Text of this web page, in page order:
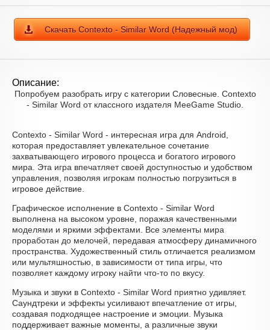
Скачать Contexto - Similar Word (Надежный мод)
Описание:
Попробуем разобрать игру с категории Словесные. Contexto
- Similar Word от классного издателя MeeGame Studio.
Contexto - Similar Word - интересная игра для Android,
которая предоставляет увлекательное сочетание
захватывающего игрового процесса и богатого игрового
мира. Эта игра впечатляет своей доступностью и удобством
управления, позволяя игрокам полностью погрузиться в
игровое действие.
Графическое исполнение в Contexto - Similar Word
выполнена на высоком уровне, поражая качественными
моделями и яркими эффектами. Все элементы мира
проработан до мелочей, передавая атмосферу динамичного
пространства. Художественный стиль отличается реализмом
или мультяшностью, в зависимости от типа игры, что
позволяет каждому игроку найти что-то по вкусу.
Музыка и звуки в Contexto - Similar Word приятно удивляет.
Саундтреки и эффекты усиливают впечатление от игры,
создавая подходящее настроение и эмоции. Музыка
поддерживает важные моменты, а различные звуки